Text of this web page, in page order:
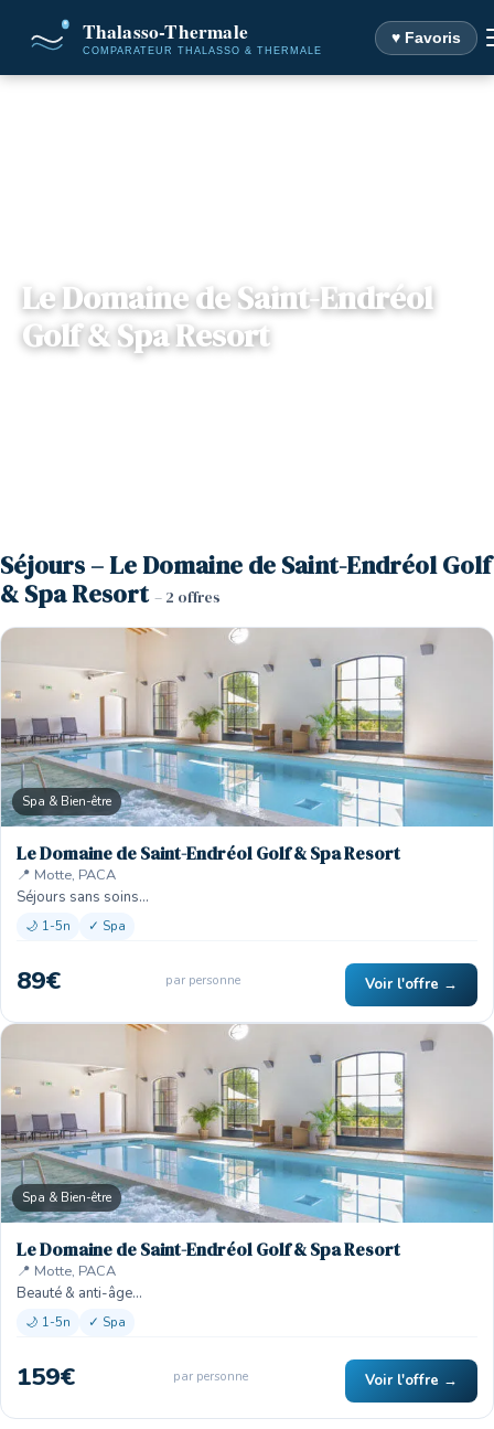
♥ Favoris
Le Domaine de Saint-Endréol
Golf & Spa Resort
Séjours – Le Domaine de Saint-Endréol Golf
& Spa Resort – 2 offres
Spa & Bien-être
Le Domaine de Saint-Endréol Golf & Spa Resort
📍 Motte, PACA
Séjours sans soins…
🌙 1-5n ✓ Spa
89€ par personne Voir l'offre →
Spa & Bien-être
Le Domaine de Saint-Endréol Golf & Spa Resort
📍 Motte, PACA
Beauté & anti-âge…
🌙 1-5n ✓ Spa
159€ par personne Voir l'offre →